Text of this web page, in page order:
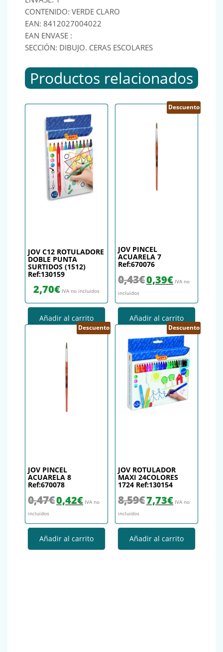
CONTENIDO: VERDE CLARO
EAN: 8412027004022
EAN ENVASE :
SECCIÓN: DIBUJO. CERAS ESCOLARES
Productos relacionados
JOV C12 ROTULADORE
DOBLE PUNTA
SURTIDOS (1512)
Ref:130159
2,70€ IVA no incluidos
Añadir al carrito
Descuento
JOV PINCEL
ACUARELA 7
Ref:670076
0,43€ El precio original era: 0,43€.
0,39€El precio actual
IVA no
incluidos
Añadir al carrito
Descuento
JOV PINCEL
ACUARELA 8
Ref:670078
0,47€ El precio original era: 0,47€.
0,42€El precio actual es: 0,42€.
IVA no
incluidos
Añadir al carrito
Descuento
JOV ROTULADOR
MAXI 24COLORES
1724 Ref:130154
8,59€El precio original era: 8,59€.
7,73€El precio actual
IVA no
incluidos
Añadir al carrito